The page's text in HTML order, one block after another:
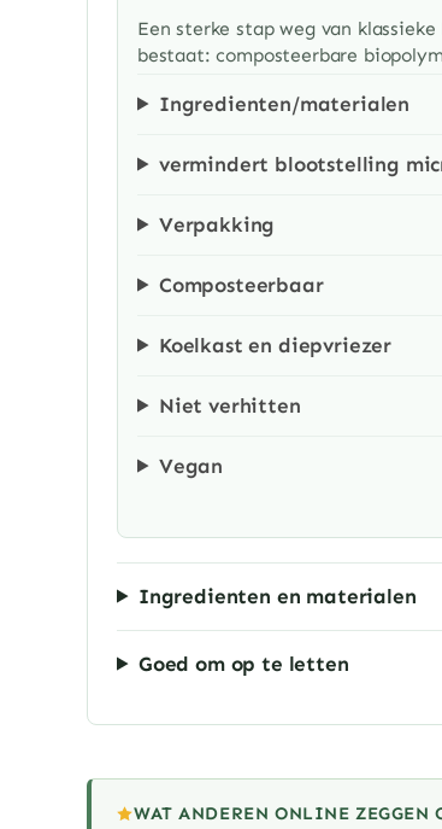
Een sterke stap weg van
bestaat: composteerbare
Ingredienten/materialen
vermindert blootstelling
Verpakking
Composteerbaar
Koelkast en diepvriezer
Niet verhitten
Vegan
Ingredienten en materialen
Goed om op te letten
WAT ANDEREN ONLINE ZEGGEN